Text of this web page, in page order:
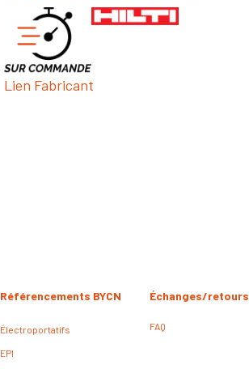
Lien Fabricant
Échanges/retours
FAQ
Référencements BYCN
Électroportatifs
EPI